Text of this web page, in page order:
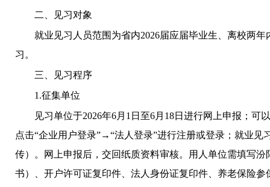
二、见习对象
就业见习人员范围为省内2026届应届毕业生、离校两
习。
三、见习程序
1.征集单位
见习单位于2026年6月1日至6月18日进行网上申报；可
点击“企业用户登录”→“法人登录”进行注册或登录；就业
传）。网上申报后，交回纸质资料审核。用人单位需填写汾
书）、开户许可证复印件、法人身份证复印件、养老保险